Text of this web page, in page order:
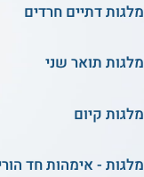
מלגות דתיים חרדים
מלגות תואר שני
מלגות קיום
מלגות - אימהות חד